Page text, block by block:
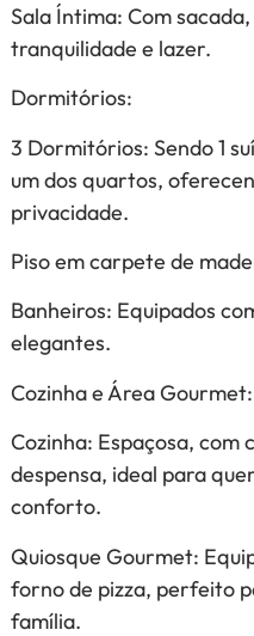
Sala Íntima: Com
tranquilidade e lazer.
Dormitórios:
3 Dormitórios: Sendo 1
um dos quartos,
privacidade.
Piso em carpete de
Banheiros: Equipados
elegantes.
Cozinha e Área Gourmet:
Cozinha: Espaçosa, com
despensa, ideal para
conforto.
Quiosque Gourmet:
forno de pizza, perfeito
família.